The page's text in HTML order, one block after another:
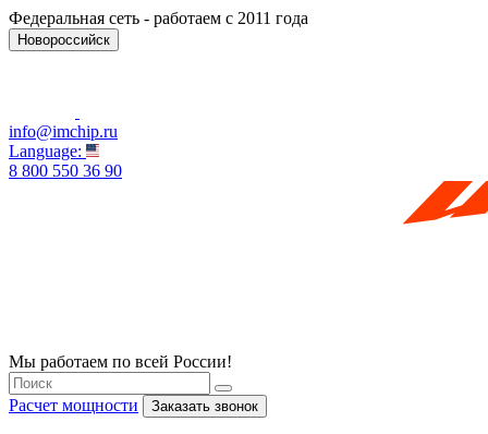
Федеральная сеть - работаем с 2011 года
Новороссийск
info@imchip.ru
Language:
8 800 550 36 90
Мы работаем по всей России!
Расчет мощности Заказать звонок